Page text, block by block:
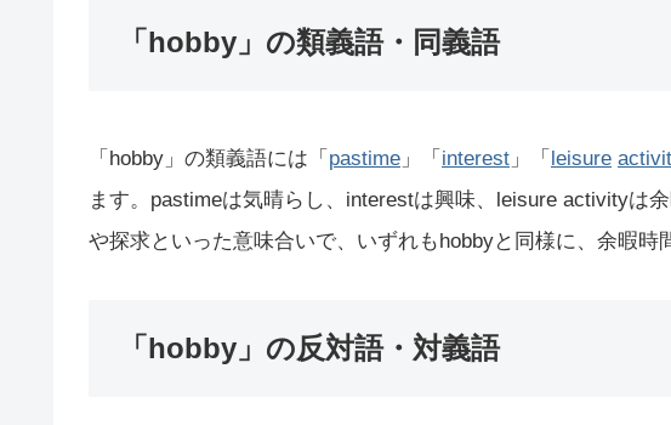
「hobby」の類義語・同義語
「hobby」の類義語には「 pastime 」「 interest 」「 leisure
ます。pastimeは気晴らし、interestは興味、leisure activityは
や探求といった意味合いで、いずれもhobbyと同様に、余暇時
「hobby」の反対語・対義語